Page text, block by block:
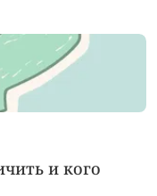
программы
rannego-razvitiya-
и кого